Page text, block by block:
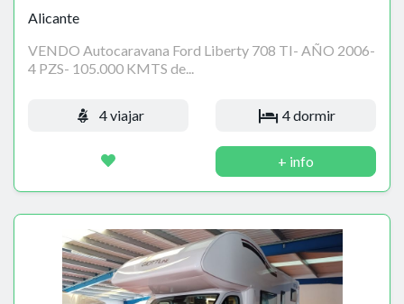
Alicante
VENDO Autocaravana Ford Liberty 708 TI- AÑO 2006-
4 PZS- 105.000 KMTS de...
4 viajar 4 dormir
+ info